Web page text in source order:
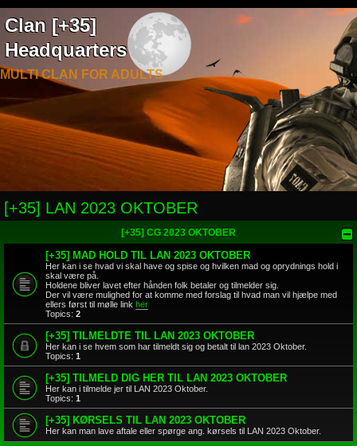
Clan [+35]
Headquarters
MULTI CLAN FOR ADULTS
[+35] LAN 2023 OKTOBER
[+35] CG 2023 OKTOBER
[+35] MAD HOLD TIL LAN 2023 OKTOBER
Her kan i se hvad vi skal have og spise og hvilken mad og oprydnings hold i
skal være på.
Holdene bliver lavet efter hånden folk betaler og tilmelder sig.
Der vil være mulighed for at komme med forslag til hvad man vil hjælpe med
ellers først til mølle link her
Topics: 2
[+35] TILMELDTE TIL LAN 2023 OKTOBER
Her kan i se hvem som har tilmeldt sig og betalt til lan 2023 Oktober.
Topics: 1
[+35] TILMELD DIG HER TIL LAN 2023 OKTOBER
Her kan i tilmelde jer til LAN 2023 Oktober.
Topics: 1
[+35] KØRSELS TIL LAN 2023 OKTOBER
Her kan man lave aftale eller spørge ang. kørsels til LAN 2023 Oktober.